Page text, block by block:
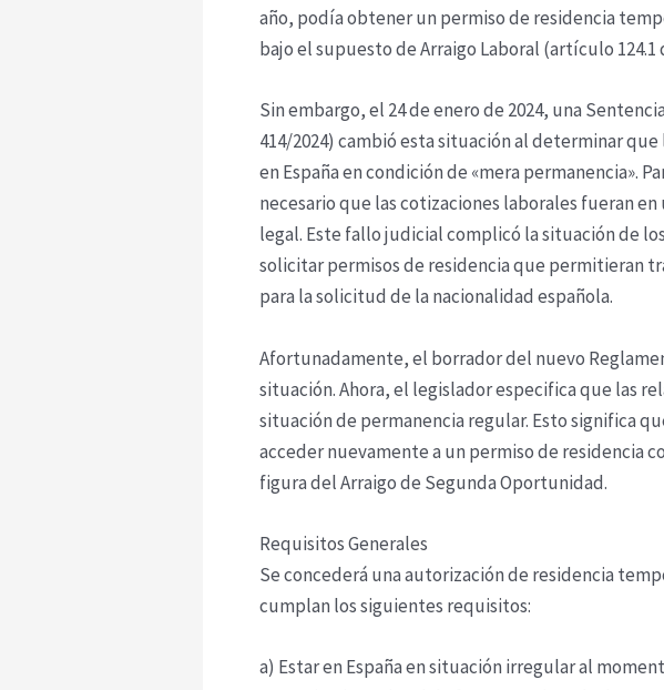
año, podía obtener un permiso de residencia
bajo el supuesto de Arraigo Laboral (artículo 124.1
Sin embargo, el 24 de enero de 2024, una
414/2024) cambió esta situación al determinar
en España en condición de «mera permanencia».
necesario que las cotizaciones laborales fueran
legal. Este fallo judicial complicó la situación de
solicitar permisos de residencia que permitieran
para la solicitud de la nacionalidad española.
Afortunadamente, el borrador del nuevo
situación. Ahora, el legislador especifica que las
situación de permanencia regular. Esto significa
acceder nuevamente a un permiso de residencia
figura del Arraigo de Segunda Oportunidad.
Requisitos Generales
Se concederá una autorización de residencia
cumplan los siguientes requisitos:
a) Estar en España en situación irregular al